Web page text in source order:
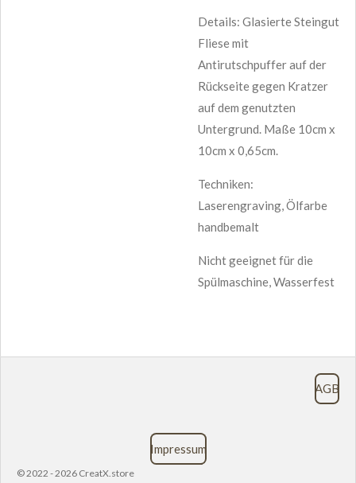
Details: Glasierte Steingut
Fliese mit
Antirutschpuffer auf der
Rückseite gegen Kratzer
auf dem genutzten
Untergrund. Maße 10cm x
10cm x 0,65cm.
Techniken:
Laserengraving, Ölfarbe
handbemalt
Nicht geeignet für die
Spülmaschine, Wasserfest
AGB
Impressum
© 2022 - 2026 CreatX.store